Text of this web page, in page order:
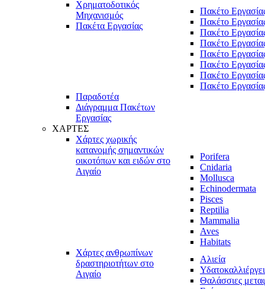
Χρηματοδοτικός
Μηχανισμός
Πακέτα Εργασίας
Πακέτο
Πακέτο
Πακέτο
Πακέτο
Πακέτο
Πακέτο
Πακέτο
Πακέτο
Παραδοτέα
Διάγραμμα Πακέτων
Εργασίας
ΧΑΡΤΕΣ
Χάρτες χωρικής
κατανομής σημαντικών
οικοτόπων και ειδών στο
Αιγαίο
Porifera
Cnidaria
Mollusca
Echinodermata
Pisces
Reptilia
Mammalia
Aves
Habitats
Χάρτες ανθρωπίνων
δραστηριοτήτων στο
Αιγαίο
Αλιεία
Θαλάσσιες